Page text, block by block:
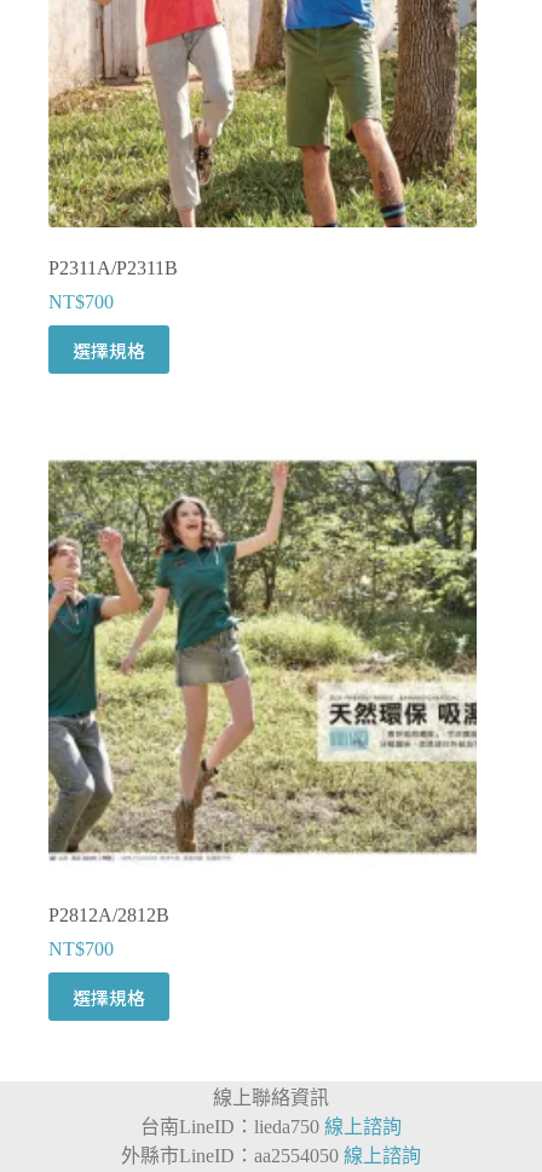
面
選
擇
選
項
P2311A/P2311B
NT$700
選擇規格
產
多
種
款
式。
可
在
產
面
選
擇
選
項
P2812A/2812B
NT$700
選擇規格
產
線上聯絡資訊
台南LineID：lieda750 線上諮詢
外縣市LineID：aa2554050 線上諮詢